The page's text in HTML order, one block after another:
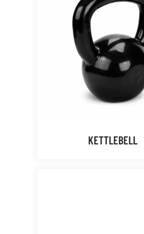
KETTLEBELL